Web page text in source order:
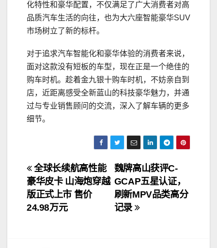
化特性和豪华配置，不仅满足了广大消费者对高
品质汽车生活的向往，也为大六座智能豪华SUV
市场树立了新的标杆。
对于追求汽车智能化和豪华体验的消费者来说，
面对这款没有短板的车型，现在正是一个绝佳的
购车时机。趁着金九银十购车时机，不妨亲自到
店，近距离感受全新蓝山的科技豪华魅力，并通
过与专业销售顾问的交流，深入了解车辆的更多
细节。
文
章
导
魏牌高山获评C-
GCAP五星认证，
刷新MPV品类高分
记录
全球长续航高性能
豪华皮卡 山海炮穿越
版正式上市 售价
24.98万元